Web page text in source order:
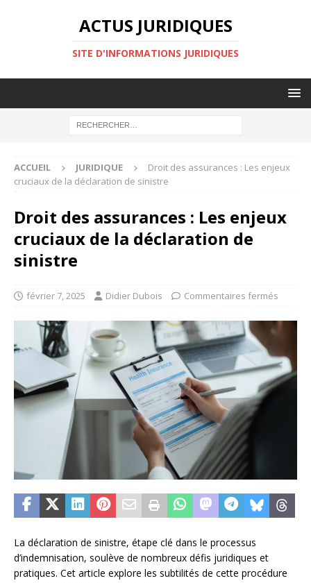
ACTUS JURIDIQUES
SITE D'INFORMATIONS JURIDIQUES
ACCUEIL JURIDIQUE
Droit des assurances : Les enjeux
cruciaux de la déclaration de sinistre
Droit des assurances : Les enjeux
cruciaux de la déclaration de
sinistre
février 7, 2025 Didier Dubois Commentaires fermés
La déclaration de sinistre, étape clé dans le processus
d’indemnisation, soulève de nombreux défis juridiques et
pratiques. Cet article explore les subtilités de cette procédure